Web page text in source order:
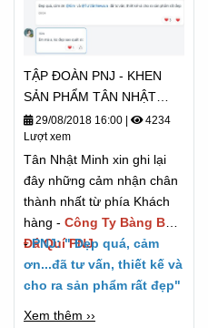
TẬP ĐOÀN PNJ - KHEN
SẢN PHẨM TÂN NHẬT
MINH "ĐẸP QUÁ"
29/08/2018 16:00
4234
Lượt xem
Tân Nhật Minh xin ghi lại
đây những cảm nhận chân
thành nhất từ phía Khách
hàng - Công Ty Bàng Bạc
Đá Quí PNJ
-PNJ: " Đẹp quá, cảm
ơn...đã tư vấn, thiết kế và
cho ra sản phẩm rất đẹp"
Xem thêm ››